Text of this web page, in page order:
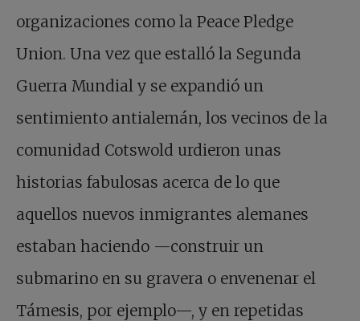
organizaciones como la Peace Pledge
Union. Una vez que estalló la Segunda
Guerra Mundial y se expandió un
sentimiento antialemán, los vecinos de la
comunidad Cotswold urdieron unas
historias fabulosas acerca de lo que
aquellos nuevos inmigrantes alemanes
estaban haciendo —construir un
submarino en su gravera o envenenar el
Támesis, por ejemplo—, y en repetidas